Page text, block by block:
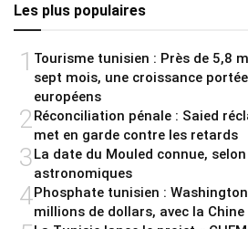
Les plus populaires
1 Tourisme tunisien : Près de 5,8
sept mois, une croissance
européens
2 Réconciliation pénale : Saied
met en garde contre les retards
3La date du Mouled connue,
astronomiques
4Phosphate tunisien :
millions de dollars, avec la